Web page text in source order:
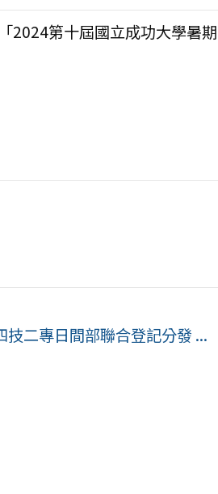
2024第十屆國立成功大學暑
二專日間部聯合登記分發 ...